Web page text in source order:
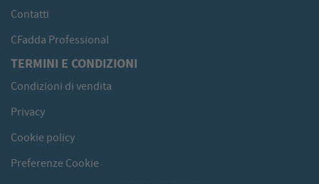
Contatti
CFadda Professional
TERMINI E CONDIZIONI
Condizioni di vendita
Privacy
Cookie policy
Preferenze Cookie